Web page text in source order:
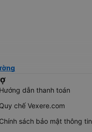
Hướng dẫn thanh toán
Quy chế Vexere.com
Chính sách bảo mật thông tin